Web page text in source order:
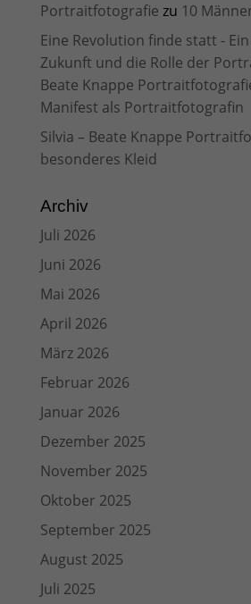
Portraitfotografie zu 10
Eine Revolution finde statt -
Zukunft und die Rolle der
Beate Knappe
Manifest als Portraitfotografin
Silvia – Beate Knappe
besonderes Kleid
Archiv
Juli 2026
Juni 2026
Mai 2026
April 2026
März 2026
Februar 2026
Januar 2026
Dezember 2025
November 2025
Oktober 2025
September 2025
August 2025
Juli 2025